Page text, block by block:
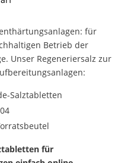
für
Betrieb der
Unser Regeneriersalz zur
Salztabletten
für